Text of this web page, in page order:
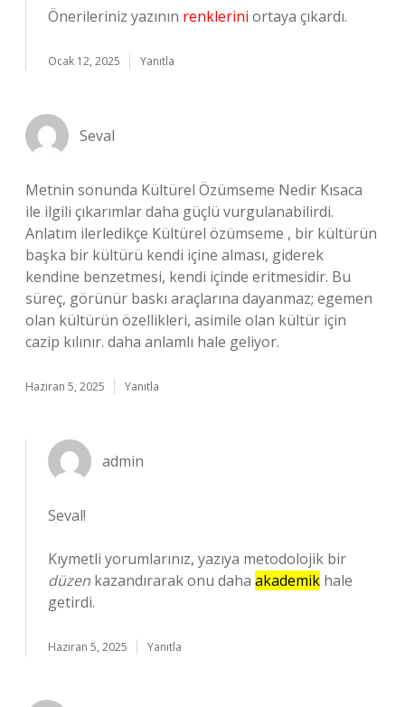
Önerileriniz yazının renklerini ortaya çıkardı.
Ocak 12, 2025 Yanıtla
Seval
Metnin sonunda Kültürel Özümseme Nedir Kısaca
ile ilgili çıkarımlar daha güçlü vurgulanabilirdi.
Anlatım ilerledikçe Kültürel özümseme , bir kültürün
başka bir kültürü kendi içine alması, giderek
kendine benzetmesi, kendi içinde eritmesidir. Bu
süreç, görünür baskı araçlarına dayanmaz; egemen
olan kültürün özellikleri, asimile olan kültür için
cazip kılınır. daha anlamlı hale geliyor.
Haziran 5, 2025 Yanıtla
admin
Seval!
Kıymetli yorumlarınız, yazıya metodolojik bir
düzen kazandırarak onu daha akademik hale
getirdi.
Haziran 5, 2025 Yanıtla